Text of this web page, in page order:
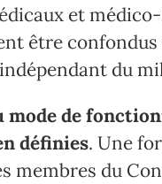
et
être
du
mode de
définies. Une
membres du